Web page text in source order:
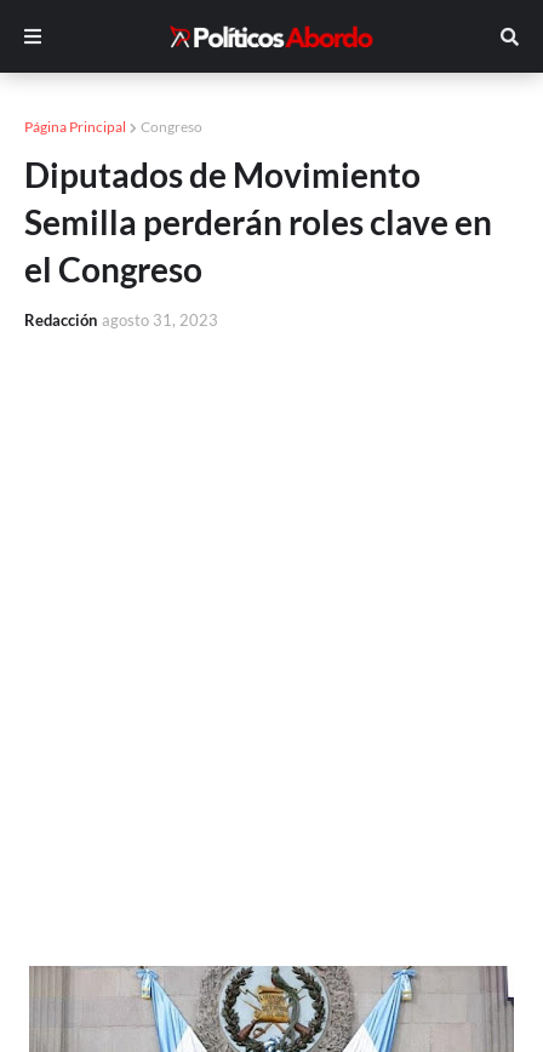
Página Principal Congreso
Diputados de Movimiento
Semilla perderán roles clave en
el Congreso
Redacción agosto 31, 2023